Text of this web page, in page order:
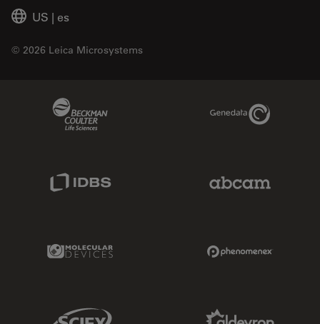
US | es
© 2026 Leica Microsystems
Genedata Link
Molecular Devices Link
Sciex Link